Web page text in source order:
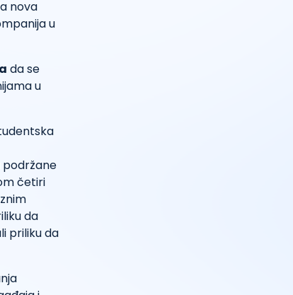
nova
u
da se
u
podržane
četiri
da
priliku da